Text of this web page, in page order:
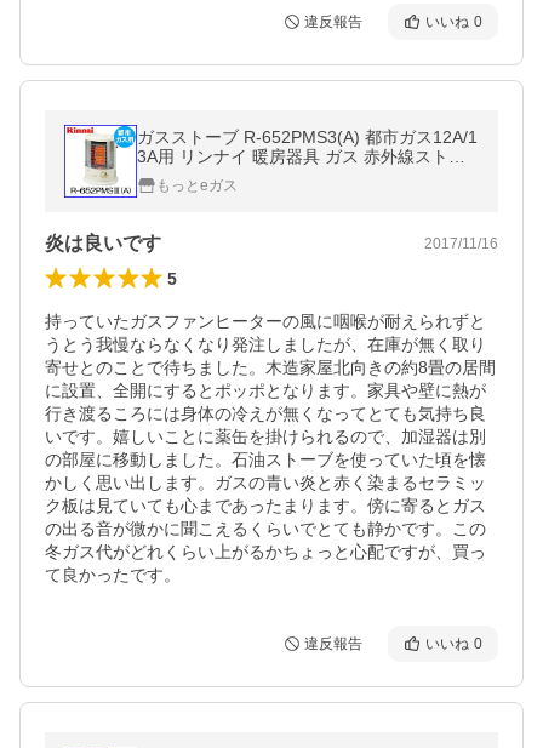
違反報告 いいね 0
ガスストーブ R-652PMS3(A) 都市ガス12A/1
3A用 リンナイ 暖房器具 ガス 赤外線ストー
ブ ストーブ rinnai 激安 通販
もっとeガス
炎は良いです 2017/11/16
5
持っていたガスファンヒーターの風に咽喉が耐えられずと
うとう我慢ならなくなり発注しましたが、在庫が無く取り
寄せとのことで待ちました。木造家屋北向きの約8畳の居間
に設置、全開にするとポッポとなります。家具や壁に熱が
行き渡るころには身体の冷えが無くなってとても気持ち良
いです。嬉しいことに薬缶を掛けられるので、加湿器は別
の部屋に移動しました。石油ストーブを使っていた頃を懐
かしく思い出します。ガスの青い炎と赤く染まるセラミッ
ク板は見ていても心まであったまります。傍に寄るとガス
の出る音が微かに聞こえるくらいでとても静かです。この
冬ガス代がどれくらい上がるかちょっと心配ですが、買っ
て良かったです。
違反報告 いいね 0